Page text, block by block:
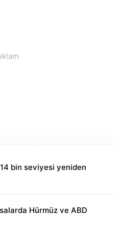
bin seviyesi yeniden
Hürmüz ve ABD